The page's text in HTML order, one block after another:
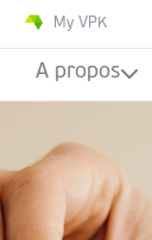
My VPK
A propos